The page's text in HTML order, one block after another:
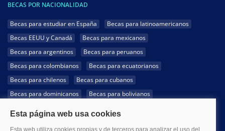
BECAS POR NACIONALIDAD
Becas para estudiar en España
Becas para latinoamericanos
Becas EEUU y Canadá
Becas para mexicanos
Becas para argentinos
Becas para peruanos
Becas para colombianos
Becas para ecuatorianos
Becas para chilenos
Becas para cubanos
Becas para dominicanos
Becas para bolivianos